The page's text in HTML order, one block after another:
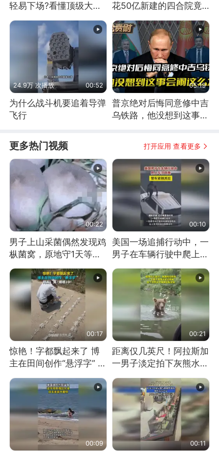
轻易下场?看懂顶级大国
花50亿新建的四合院竟
24.9万 次播放 00:52
为什么战斗机要追着导弹
飞行
05:19
普京绝对后悔同意修中吉
乌铁路，他没想到这事会
更多热门视频 打开应用 查看更多
00:22
男子上山采菌偶然发现鸡
枞菌窝，原地守1天等它
长大：挖了140多朵
00:10
美国一场追捕行动中，一
男子在车辆行驶中爬上车
顶跳舞。（新京报）
00:17
惊艳！字都飘起来了 博
主在田间创作“悬浮字” 网
友：真·裸眼3D！
00:21
距离仅几英尺！阿拉斯加
一男子淡定拍下灰熊水中
捕食鲑鱼全程
00:09 00:11